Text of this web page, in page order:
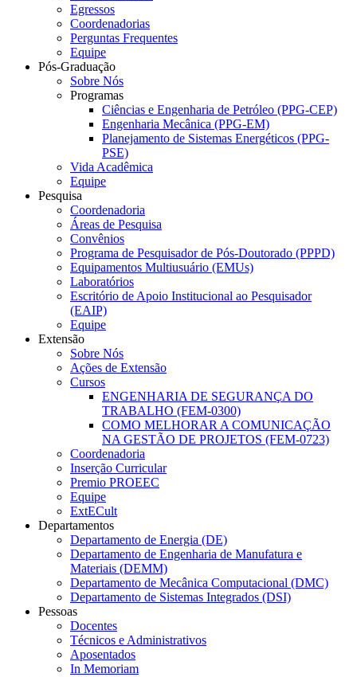
Egressos
Coordenadorias
Perguntas Frequentes
Equipe
Pós-Graduação
Sobre Nós
Programas
Ciências e Engenharia de Petróleo (PPG-CEP)
Engenharia Mecânica (PPG-EM)
Planejamento de Sistemas Energéticos (PPG-
PSE)
Vida Acadêmica
Equipe
Pesquisa
Coordenadoria
Áreas de Pesquisa
Convênios
Programa de Pesquisador de Pós-Doutorado (PPPD)
Equipamentos Multiusuário (EMUs)
Laboratórios
Escritório de Apoio Institucional ao Pesquisador
(EAIP)
Equipe
Extensão
Sobre Nós
Ações de Extensão
Cursos
ENGENHARIA DE SEGURANÇA DO
TRABALHO (FEM-0300)
COMO MELHORAR A COMUNICAÇÃO
NA GESTÃO DE PROJETOS (FEM-0723)
Coordenadoria
Inserção Curricular
Premio PROEEC
Equipe
ExtECult
Departamentos
Departamento de Energia (DE)
Departamento de Engenharia de Manufatura e
Materiais (DEMM)
Departamento de Mecânica Computacional (DMC)
Departamento de Sistemas Integrados (DSI)
Pessoas
Docentes
Técnicos e Administrativos
Aposentados
In Memoriam